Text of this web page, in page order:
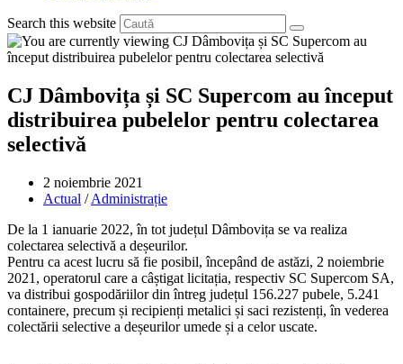
Search this website
CJ Dâmbovița și SC Supercom au început
distribuirea pubelelor pentru colectarea
selectivă
Post
published:
2 noiembrie 2021
Post
Actual / Administrație
De la 1 ianuarie 2022, în tot județul Dâmbovița se va realiza
colectarea selectivă a deșeurilor.
Pentru ca acest lucru să fie posibil, începând de astăzi, 2 noiembrie
2021, operatorul care a câștigat licitația, respectiv SC Supercom SA,
va distribui gospodăriilor din întreg județul 156.227 pubele, 5.241
containere, precum și recipienți metalici și saci rezistenți, în vederea
colectării selective a deșeurilor umede și a celor uscate.